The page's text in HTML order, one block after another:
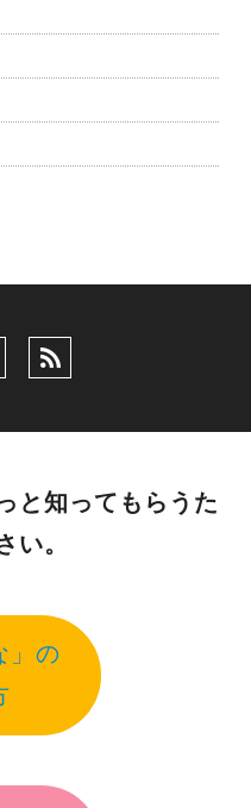
と知ってもらうた
い。
」の